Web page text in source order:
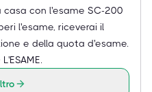
con l'esame SC-200
l'esame, riceverai il
e della quota d'esame.